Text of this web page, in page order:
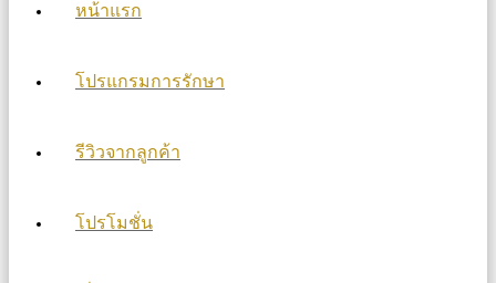
หน้าแรก
โปรแกรมการรักษา
รีวิวจากลูกค้า
โปรโมชั่น